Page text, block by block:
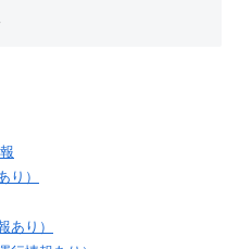
り）
あり）